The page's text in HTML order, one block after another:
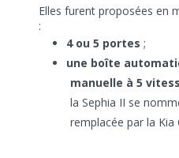
Elles furent proposées en
:
4 ou 5 portes ;
une boîte
manuelle à 5
la Sephia II se
remplacée par la Kia